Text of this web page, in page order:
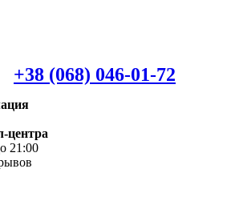
+38 (068) 046-01-72
центра
21:00